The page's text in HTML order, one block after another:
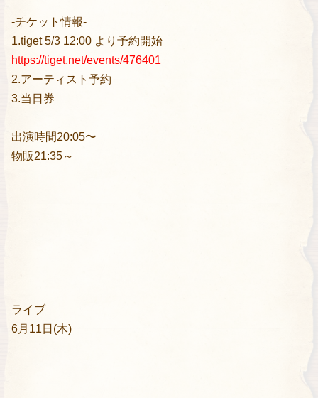
-チケット情報-
1.tiget 5/3 12:00 より予約開始
https://tiget.net/events/476401
2.アーティスト予約
3.当日券
出演時間20:05〜
物販21:35～
ライブ
6月11日(木)